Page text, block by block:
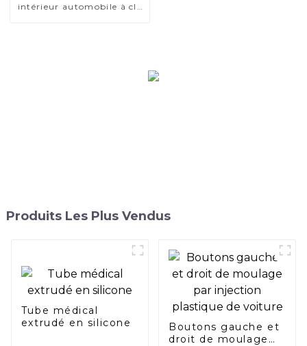
intérieur automobile à clé
Produits Les Plus Vendus
Tube médical
extrudé en silicone
Boutons gauche et
droit de moulage